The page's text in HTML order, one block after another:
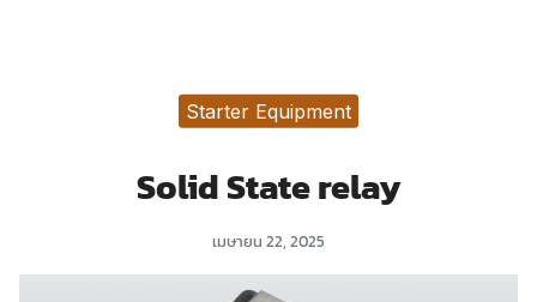
Starter Equipment
Solid State relay
เมษายน 22, 2025